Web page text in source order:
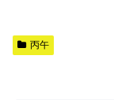
丙午